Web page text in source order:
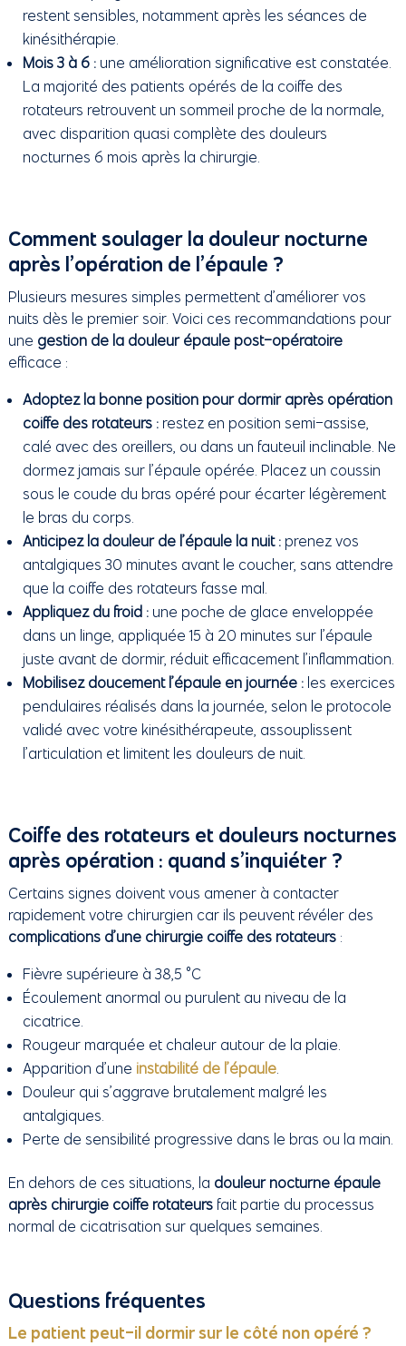
restent sensibles, notamment après les séances de
kinésithérapie.
Mois 3 à 6 :une amélioration significative est constatée.
La majorité des patients opérés de la coiffe des
rotateurs retrouvent un sommeil proche de la normale,
avec disparition quasi complète des douleurs
nocturnes 6 mois après la chirurgie.
Comment soulager la douleur nocturne
après l’opération de l’épaule ?
Plusieurs mesures simples permettent d’améliorer vos
nuits dès le premier soir. Voici ces recommandations pour
une gestion de la douleur épaule post-opératoire
efficace :
Adoptez la bonne position pour dormir après opération
coiffe des rotateurs :restez en position semi-assise,
calé avec des oreillers, ou dans un fauteuil inclinable. Ne
dormez jamais sur l’épaule opérée. Placez un coussin
sous le coude du bras opéré pour écarter légèrement
le bras du corps.
Anticipez la douleur de l’épaule la nuit :prenez vos
antalgiques 30 minutes avant le coucher, sans attendre
que la coiffe des rotateurs fasse mal.
Appliquez du froid :une poche de glace enveloppée
dans un linge, appliquée 15 à 20 minutes sur l’épaule
juste avant de dormir, réduit efficacement l’inflammation.
Mobilisez doucement l’épaule en journée :les exercices
pendulaires réalisés dans la journée, selon le protocole
validé avec votre kinésithérapeute, assouplissent
l’articulation et limitent les douleurs de nuit.
Coiffe des rotateurs et douleurs nocturnes
après opération : quand s’inquiéter ?
Certains signes doivent vous amener à contacter
rapidement votre chirurgien car ils peuvent révéler des
complications d’une chirurgie coiffe des rotateurs:
Fièvre supérieure à 38,5 °C
Écoulement anormal ou purulent au niveau de la
cicatrice.
Rougeur marquée et chaleur autour de la plaie.
Apparition d’une instabilité de l’épaule.
Douleur qui s’aggrave brutalement malgré les
antalgiques.
Perte de sensibilité progressive dans le bras ou la main.
En dehors de ces situations, la douleur nocturne épaule
après chirurgie coiffe rotateursfait partie du processus
normal de cicatrisation sur quelques semaines.
Questions fréquentes
Le patient peut-il dormir sur le côté non opéré ?